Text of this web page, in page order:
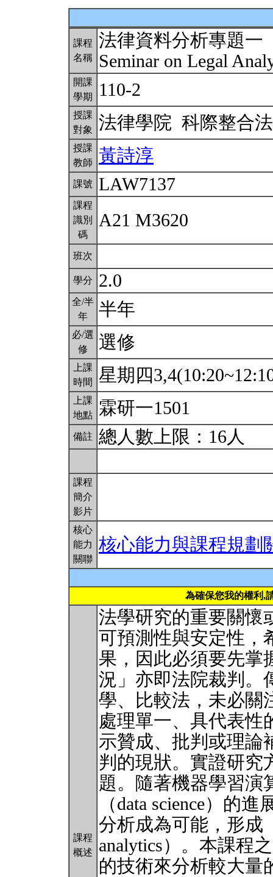
課程
名稱
法律資料分析專題一
Seminar on Legal
開課
學期
110-2
授課
對象
法律學院 科際整合
授課
教師
黃詩淳
課號 LAW7137
課程
識別
碼
A21 M3620
班次
學分 2.0
全/半
年
半年
必/選
修
選修
上課
時間
星期四
上課
地點
霖研一1501
備註 總人數上限：16人
課程
簡介
影片
核心
能力
關聯
核心能力與課程規劃
為確保您我的權利,
課程
概述
法學研究的重要關懷
可預測性與安定性，
果，因此必須要先掌
況」亦即法院裁判。
學、比較法，未必關
處理單一、具代表性
示贊成、批判或理論
判的現狀。實證研究
題。隨著機器學習演
（data science）的
分析成為可能，形成
analytics）。本課程
的技術來分析較大量